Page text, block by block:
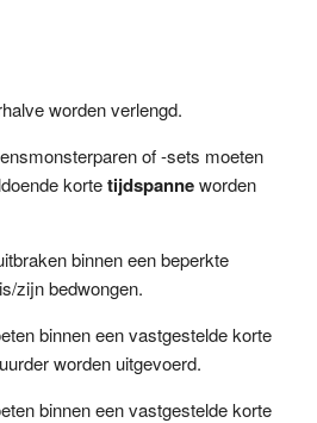
worden verlengd.
of -sets moeten
kortetijdspanneworden
binnen een beperkte
zijn bedwongen.
binnen een vastgestelde korte
worden uitgevoerd.
binnen een vastgestelde korte